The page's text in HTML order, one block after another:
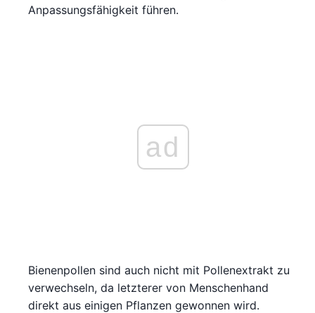
Anpassungsfähigkeit führen.
ad
Bienenpollen sind auch nicht mit Pollenextrakt zu
verwechseln, da letzterer von Menschenhand
direkt aus einigen Pflanzen gewonnen wird.